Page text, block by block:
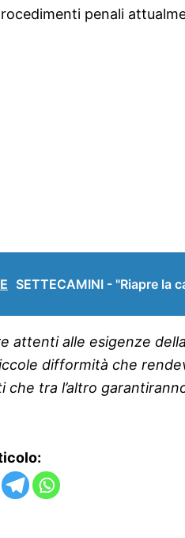
penali
SETTECAMINI - "Riapre la
attenti alle esigenze
difformità che
che tra l’altro